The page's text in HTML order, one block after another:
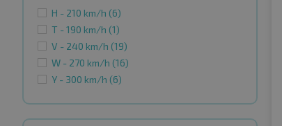
H - 210 km/h (6)
T - 190 km/h (1)
V - 240 km/h (19)
W - 270 km/h (16)
Y - 300 km/h (6)